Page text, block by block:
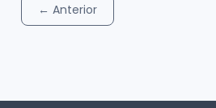
← Anterior